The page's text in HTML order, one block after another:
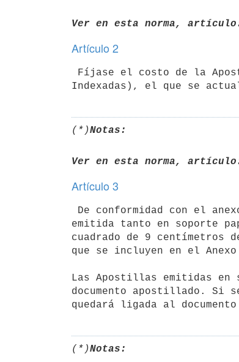
Ver en esta norma,
Artículo 2
(*)Notas:
Ver en esta norma,
Artículo 3
emitida tanto en soporte
cuadrado de 9 centímetros
que se incluyen en el
Las Apostillas emitidas en
documento apostillado. Si
(*)Notas: